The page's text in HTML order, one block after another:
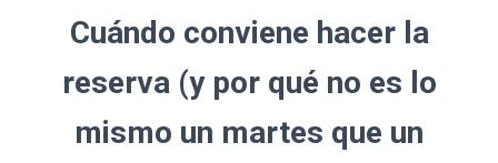
Cuándo conviene hacer la
reserva (y por qué no es lo
mismo un martes que un